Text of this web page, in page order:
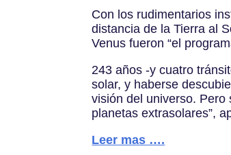
Con los rudimentarios
distancia de la Tierra al
Venus fueron “el
243 años -y cuatro
solar, y haberse
visión del universo. Pero
planetas extrasolares”,
Leer mas ….